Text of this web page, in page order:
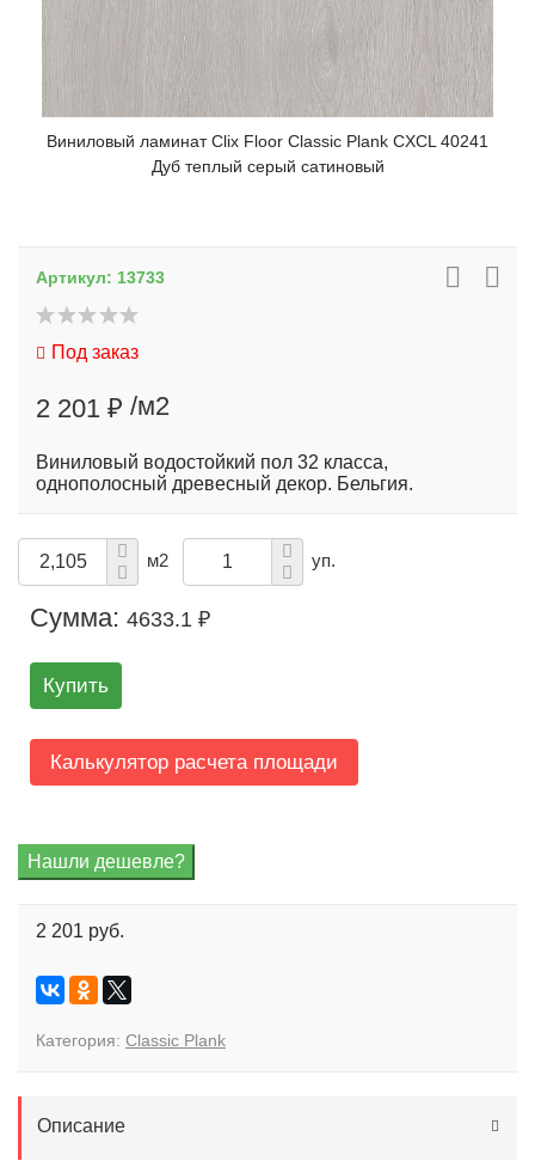
Виниловый ламинат Clix Floor Classic Plank CXCL 40241
Дуб теплый серый сатиновый
Артикул: 13733
Под заказ
2 201 ₽ /м2
Виниловый водостойкий пол 32 класса,
однополосный древесный декор. Бельгия.
м2 уп.
Сумма: 4633.1 ₽
Купить
Калькулятор расчета площади
2 201 руб.
Категория: Classic Plank
Описание